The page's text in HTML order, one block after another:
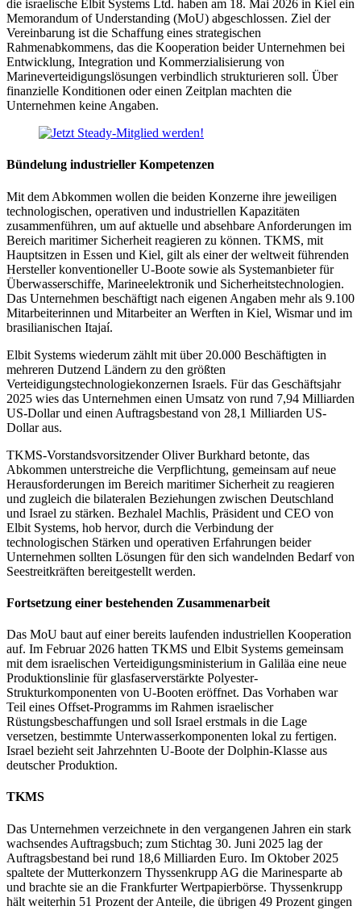
die israelische Elbit Systems Ltd. haben am 18. Mai 2026 in Kiel ein
Memorandum of Understanding (MoU) abgeschlossen. Ziel der
Vereinbarung ist die Schaffung eines strategischen
Rahmenabkommens, das die Kooperation beider Unternehmen bei
Entwicklung, Integration und Kommerzialisierung von
Marineverteidigungslösungen verbindlich strukturieren soll. Über
finanzielle Konditionen oder einen Zeitplan machten die
Unternehmen keine Angaben.
Bündelung industrieller Kompetenzen
Mit dem Abkommen wollen die beiden Konzerne ihre jeweiligen
technologischen, operativen und industriellen Kapazitäten
zusammenführen, um auf aktuelle und absehbare Anforderungen im
Bereich maritimer Sicherheit reagieren zu können. TKMS, mit
Hauptsitzen in Essen und Kiel, gilt als einer der weltweit führenden
Hersteller konventioneller U-Boote sowie als Systemanbieter für
Überwasserschiffe, Marineelektronik und Sicherheitstechnologien.
Das Unternehmen beschäftigt nach eigenen Angaben mehr als 9.100
Mitarbeiterinnen und Mitarbeiter an Werften in Kiel, Wismar und im
brasilianischen Itajaí.
Elbit Systems wiederum zählt mit über 20.000 Beschäftigten in
mehreren Dutzend Ländern zu den größten
Verteidigungstechnologiekonzernen Israels. Für das Geschäftsjahr
2025 wies das Unternehmen einen Umsatz von rund 7,94 Milliarden
US-Dollar und einen Auftragsbestand von 28,1 Milliarden US-
Dollar aus.
TKMS-Vorstandsvorsitzender Oliver Burkhard betonte, das
Abkommen unterstreiche die Verpflichtung, gemeinsam auf neue
Herausforderungen im Bereich maritimer Sicherheit zu reagieren
und zugleich die bilateralen Beziehungen zwischen Deutschland
und Israel zu stärken. Bezhalel Machlis, Präsident und CEO von
Elbit Systems, hob hervor, durch die Verbindung der
technologischen Stärken und operativen Erfahrungen beider
Unternehmen sollten Lösungen für den sich wandelnden Bedarf von
Seestreitkräften bereitgestellt werden.
Fortsetzung einer bestehenden Zusammenarbeit
Das MoU baut auf einer bereits laufenden industriellen Kooperation
auf. Im Februar 2026 hatten TKMS und Elbit Systems gemeinsam
mit dem israelischen Verteidigungsministerium in Galiläa eine neue
Produktionslinie für glasfaserverstärkte Polyester-
Strukturkomponenten von U-Booten eröffnet. Das Vorhaben war
Teil eines Offset-Programms im Rahmen israelischer
Rüstungsbeschaffungen und soll Israel erstmals in die Lage
versetzen, bestimmte Unterwasserkomponenten lokal zu fertigen.
Israel bezieht seit Jahrzehnten U-Boote der Dolphin-Klasse aus
deutscher Produktion.
TKMS
Das Unternehmen verzeichnete in den vergangenen Jahren ein stark
wachsendes Auftragsbuch; zum Stichtag 30. Juni 2025 lag der
Auftragsbestand bei rund 18,6 Milliarden Euro. Im Oktober 2025
spaltete der Mutterkonzern Thyssenkrupp AG die Marinesparte ab
und brachte sie an die Frankfurter Wertpapierbörse. Thyssenkrupp
hält weiterhin 51 Prozent der Anteile, die übrigen 49 Prozent gingen